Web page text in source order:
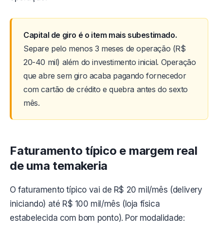
Capital de giro é o item mais subestimado.
Separe pelo menos 3 meses de operação (R$
20-40 mil) além do investimento inicial. Operação
que abre sem giro acaba pagando fornecedor
com cartão de crédito e quebra antes do sexto
mês.
Faturamento típico e margem real
de uma temakeria
O faturamento típico vai de R$ 20 mil/mês (delivery
iniciando) até R$ 100 mil/mês (loja física
estabelecida com bom ponto). Por modalidade: